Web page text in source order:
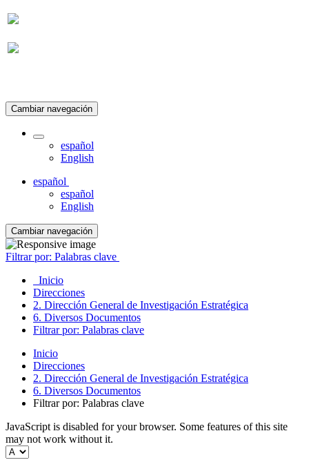
Cambiar navegación
español
English
español
español
English
Cambiar navegación
Filtrar por: Palabras clave
Inicio
Direcciones
2. Dirección General de Investigación Estratégica
6. Diversos Documentos
Filtrar por: Palabras clave
Inicio
Direcciones
2. Dirección General de Investigación Estratégica
6. Diversos Documentos
Filtrar por: Palabras clave
JavaScript is disabled for your browser. Some features of this site
may not work without it.